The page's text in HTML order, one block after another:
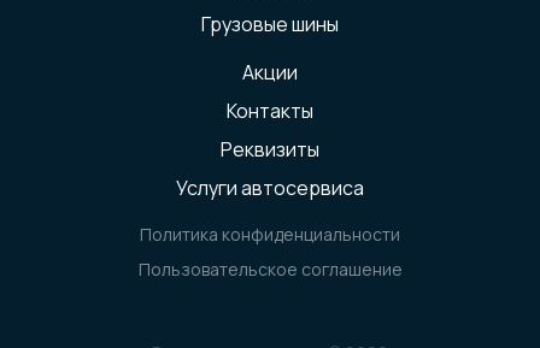
Грузовые шины
Акции
Контакты
Реквизиты
Услуги автосервиса
Политика конфиденциальности
Пользовательское соглашение